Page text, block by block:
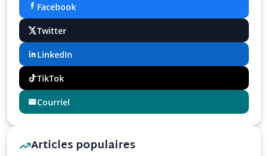
Facebook
Twitter
LinkedIn
TikTok
Courriel
Articles populaires